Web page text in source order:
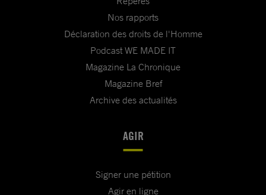
Nos rapports
Déclaration des droits de l'Homme
Podcast WE MADE IT
Magazine La Chronique
Magazine Bref
Archive des actualités
AGIR
Signer une pétition
Agir en ligne